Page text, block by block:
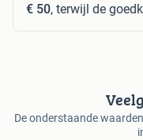
€ 50, terwijl de
De onderstaande